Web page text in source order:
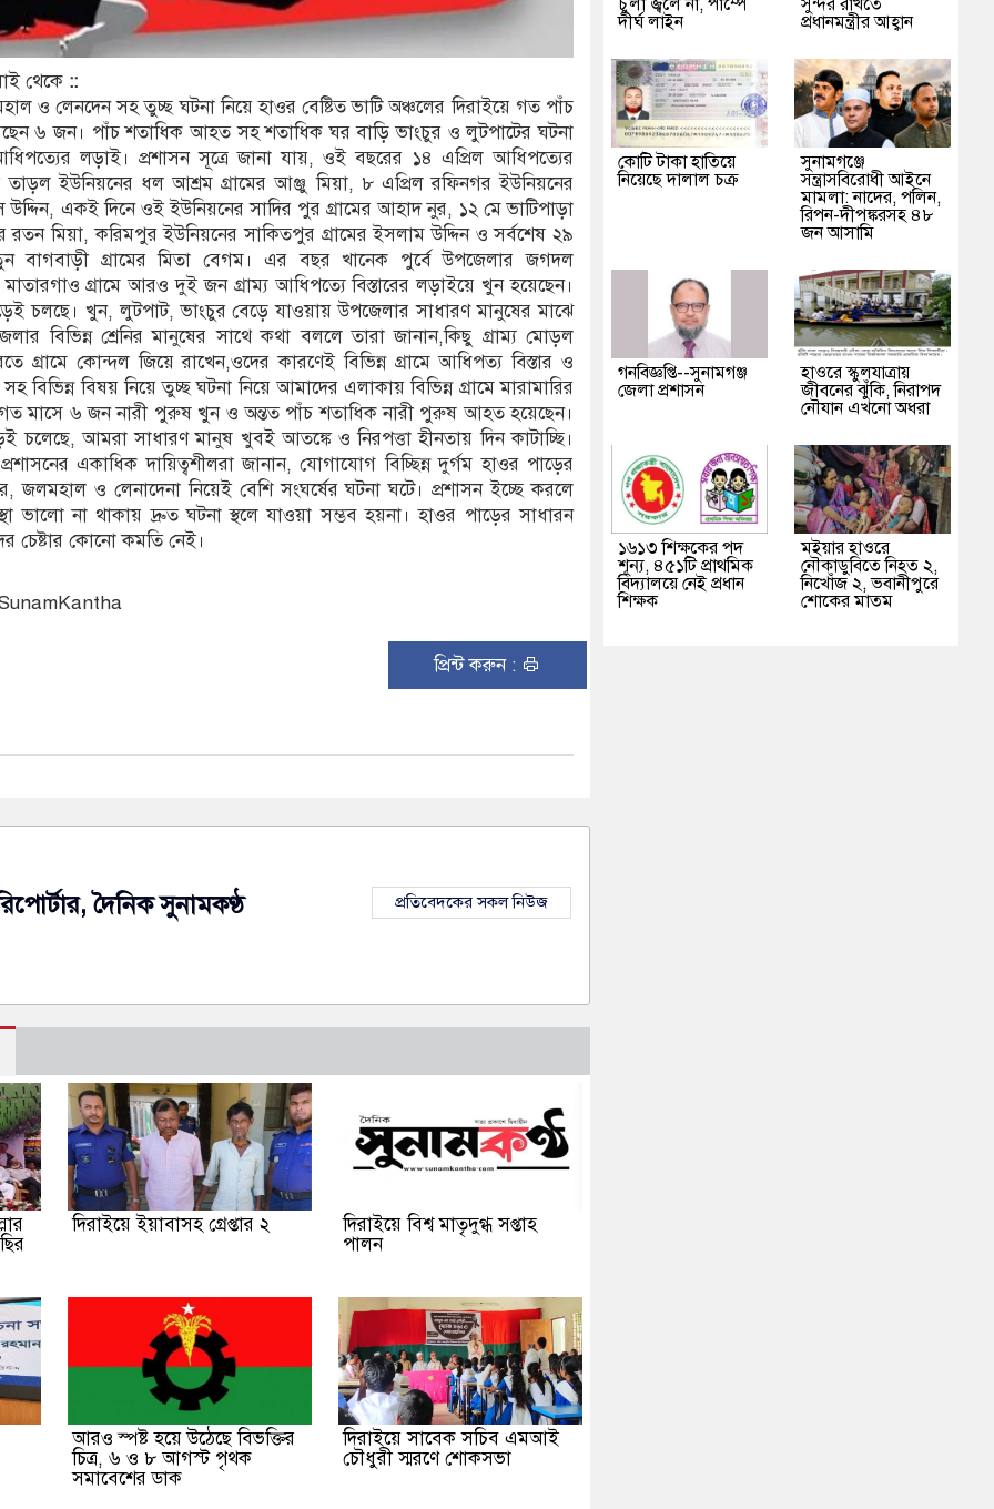
থেকে ::
ও লেনদেন সহ তুচ্ছ ঘটনা নিয়ে হাওর বেষ্টিত ভাটি অঞ্চলের দিরাইয়ে গত পাঁচ
৬ জন। পাঁচ শতাধিক আহত সহ শতাধিক ঘর বাড়ি ভাংচুর ও লুটপাটের ঘটনা
লড়াই। প্রশাসন সূত্রে জানা যায়, ওই বছরের ১৪ এপ্রিল আধিপত্যের
ইউনিয়নের ধল আশ্রম গ্রামের আঞ্জু মিয়া, ৮ এপ্রিল রফিনগর ইউনিয়নের
উদ্দিন, একই দিনে ওই ইউনিয়নের সাদির পুর গ্রামের আহাদ নুর, ১২ মে ভাটিপাড়া
রতন মিয়া, করিমপুর ইউনিয়নের সাকিতপুর গ্রামের ইসলাম উদ্দিন ও সর্বশেষ ২৯
বাগবাড়ী গ্রামের মিতা বেগম। এর বছর খানেক পুর্বে উপজেলার জগদল
গ্রামে আরও দুই জন গ্রাম্য আধিপত্যে বিস্তারের লড়াইয়ে খুন হয়েছেন।
চলছে। খুন, লুটপাট, ভাংচুর বেড়ে যাওয়ায় উপজেলার সাধারণ মানুষের মাঝে
বিভিন্ন শ্রেনির মানুষের সাথে কথা বললে তারা জানান,কিছু গ্রাম্য মোড়ল
গ্রামে কোন্দল জিয়ে রাখেন,ওদের কারণেই বিভিন্ন গ্রামে আধিপত্য বিস্তার ও
বিভিন্ন বিষয় নিয়ে তুচ্ছ ঘটনা নিয়ে আমাদের এলাকায় বিভিন্ন গ্রামে মারামারির
মাসে ৬ জন নারী পুরুষ খুন ও অন্তত পাঁচ শতাধিক নারী পুরুষ আহত হয়েছেন।
চলেছে, আমরা সাধারণ মানুষ খুবই আতঙ্কে ও নিরপত্তা হীনতায় দিন কাটাচ্ছি।
একাধিক দায়িত্বশীলরা জানান, যোগাযোগ বিচ্ছিন্ন দুর্গম হাওর পাড়ের
জলমহাল ও লেনাদেনা নিয়েই বেশি সংঘর্ষের ঘটনা ঘটে। প্রশাসন ইচ্ছে করলে
ভালো না থাকায় দ্রুত ঘটনা স্থলে যাওয়া সম্ভব হয়না। হাওর পাড়ের সাধারন
চেষ্টার কোনো কমতি নেই।
প্রিন্ট করুন :
দৈনিক সুনামকণ্ঠ প্রতিবেদকের সকল নিউজ
দিরাইয়ে ইয়াবাসহ গ্রেপ্তার ২
দিরাইয়ে বিশ্ব মাতৃদুগ্ধ সপ্তাহ
পালন
আরও স্পষ্ট হয়ে উঠেছে বিভক্তির
চিত্র, ৬ ও ৮ আগস্ট পৃথক
সমাবেশের ডাক
দিরাইয়ে সাবেক সচিব এমআই
চৌধুরী স্মরণে শোকসভা
দীর্ঘ লাইন
প্রধানমন্ত্রীর আহ্বান
কোটি টাকা হাতিয়ে
নিয়েছে দালাল চক্র
‎সুনামগঞ্জে
সন্ত্রাসবিরোধী আইনে
মামলা: নাদের, পলিন,
রিপন-দীপঙ্করসহ ৪৮
জন আসামি
গনবিজ্ঞপ্তি--সুনামগঞ্জ
জেলা প্রশাসন
হাওরে স্কুলযাত্রায়
জীবনের ঝুঁকি, নিরাপদ
নৌযান এখনো অধরা
১৬১৩ শিক্ষকের পদ
শূন্য, ৪৫১টি প্রাথমিক
বিদ্যালয়ে নেই প্রধান
শিক্ষক
মইয়ার হাওরে
নৌকাডুবিতে নিহত ২,
নিখোঁজ ২, ভবানীপুরে
শোকের মাতম